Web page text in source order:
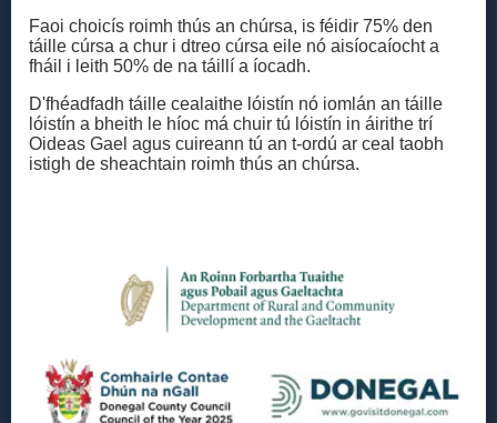
Faoi choicís roimh thús an chúrsa, is féidir 75% den
táille cúrsa a chur i dtreo cúrsa eile nó aisíocaíocht a
fháil i leith 50% de na táillí a íocadh.
D'fhéadfadh táille cealaithe lóistín nó iomlán an táille
lóistín a bheith le híoc má chuir tú lóistín in áirithe trí
Oideas Gael agus cuireann tú an t‑ordú ar ceal taobh
istigh de sheachtain roimh thús an chúrsa.